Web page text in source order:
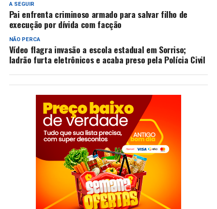
A SEGUIR
Pai enfrenta criminoso armado para salvar filho de
execução por dívida com facção
NÃO PERCA
Vídeo flagra invasão a escola estadual em Sorriso;
ladrão furta eletrônicos e acaba preso pela Polícia Civil